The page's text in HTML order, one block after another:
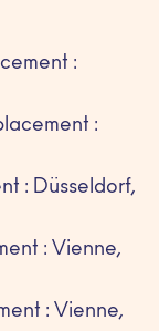
:
:
: Düsseldorf,
: Vienne,
: Vienne,